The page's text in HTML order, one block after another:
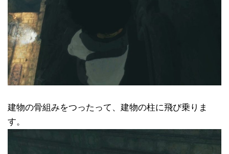
建物の骨組みをつったって、建物の柱に飛び乗りま
す。